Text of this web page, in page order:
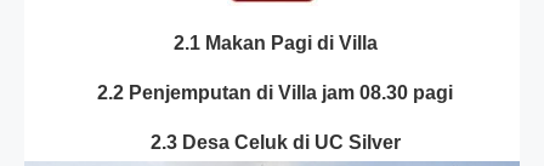
2.1 Makan Pagi di Villa
2.2 Penjemputan di Villa jam 08.30 pagi
2.3 Desa Celuk di UC Silver